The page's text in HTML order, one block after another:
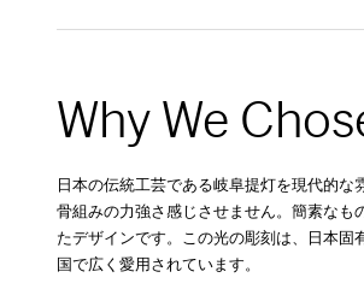
Why We
日本の伝統工芸である岐阜提灯を現代的
骨組みの力強さ感じさせません。簡素なも
たデザインです。この光の彫刻は、日本
国で広く愛用されています。